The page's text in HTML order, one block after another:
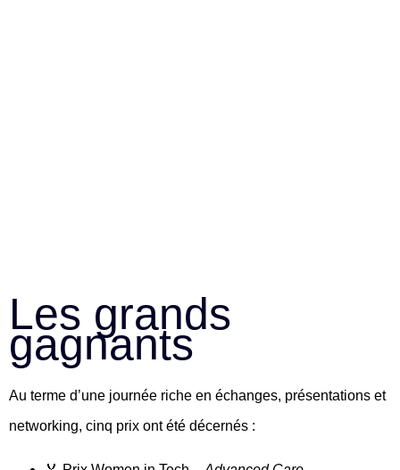
Les grands
gagnants
Au terme d’une journée riche en échanges, présentations et
networking, cinq prix ont été décernés :